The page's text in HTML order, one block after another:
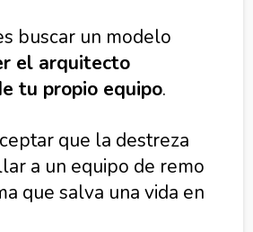
buscar un modelo
el arquitecto
tu propio equipo.
que la destreza
a un equipo de remo
que salva una vida en